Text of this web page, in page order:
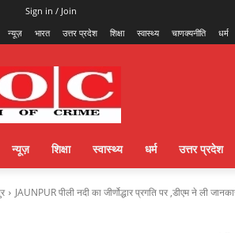
Sign in / Join
न्यूज़ भारत उत्तर प्रदेश शिक्षा स्वास्थ्य चाणक्यनीति धर्म
न्यूज़ शिक्षा स्वास्थ्य धर्म उत्तर प्रदेश
JAUNPUR पीली नदी का जीर्णोद्धार प्रगति पर ,डीएम ने ली